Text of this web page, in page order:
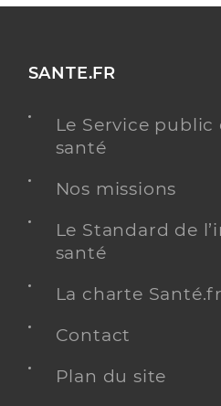
SANTE.FR
Le Service
santé
Nos missions
Le Standard de
santé
La charte
Contact
Plan du site